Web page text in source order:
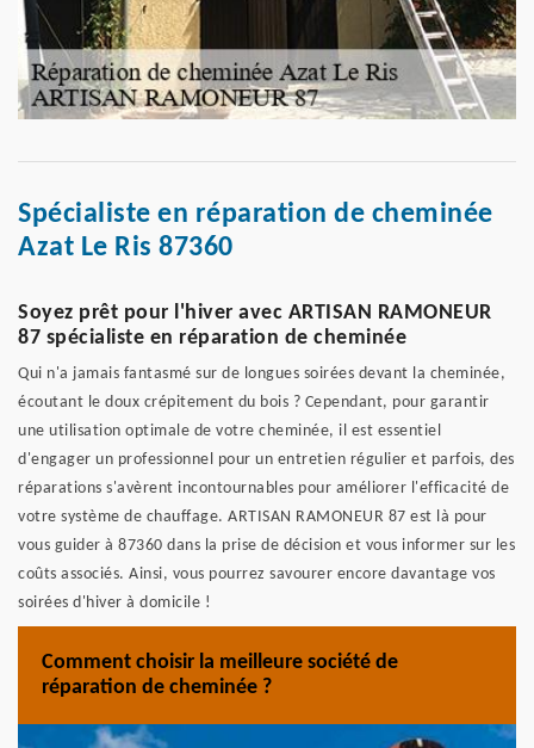
Spécialiste en réparation de cheminée
Azat Le Ris 87360
Soyez prêt pour l'hiver avec ARTISAN RAMONEUR
87 spécialiste en réparation de cheminée
Qui n'a jamais fantasmé sur de longues soirées devant la cheminée,
écoutant le doux crépitement du bois ? Cependant, pour garantir
une utilisation optimale de votre cheminée, il est essentiel
d'engager un professionnel pour un entretien régulier et parfois, des
réparations s'avèrent incontournables pour améliorer l'efficacité de
votre système de chauffage. ARTISAN RAMONEUR 87 est là pour
vous guider à 87360 dans la prise de décision et vous informer sur les
coûts associés. Ainsi, vous pourrez savourer encore davantage vos
soirées d'hiver à domicile !
Comment choisir la meilleure société de
réparation de cheminée ?